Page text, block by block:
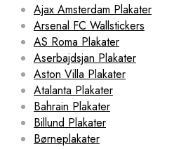
Ajax Amsterdam Plakater
Arsenal FC Wallstickers
AS Roma Plakater
Aserbajdsjan Plakater
Aston Villa Plakater
Atalanta Plakater
Bahrain Plakater
Billund Plakater
Børneplakater